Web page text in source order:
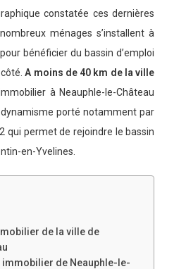
constatée ces dernières
ménages s’installent à
bénéficier du bassin d’emploi
côté.A moins de 40 km de la ville
à Neauphle-le-Château
dynamisme porté notamment par
qui permet de rejoindre le bassin
en-Yvelines.
de la ville de
immobilier de Neauphle-le-